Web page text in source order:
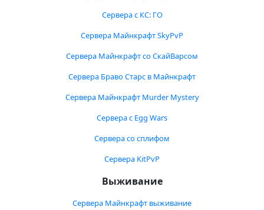
Сервера с КС: ГО
Сервера Майнкрафт SkyPvP
Сервера Майнкрафт со СкайВарсом
Сервера Браво Старс в Майнкрафт
Сервера Майнкрафт Murder Mystery
Сервера с Egg Wars
Сервера со сплифом
Сервера KitPvP
Выживание
Сервера Майнкрафт выживание